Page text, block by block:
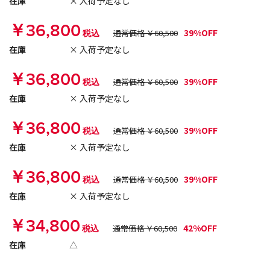
￥36,800税込 通常価格 ￥60,500 39%OFF
在庫
× 入荷予定なし
￥36,800税込 通常価格 ￥60,500 39%OFF
在庫
× 入荷予定なし
￥36,800税込 通常価格 ￥60,500 39%OFF
在庫
× 入荷予定なし
￥36,800税込 通常価格 ￥60,500 39%OFF
在庫
× 入荷予定なし
￥34,800税込 通常価格 ￥60,500 42%OFF
在庫
△